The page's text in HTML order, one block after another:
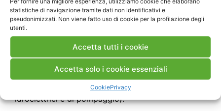
statistiche di navigazione tramite dati non identificativi e
pseudonimizzati. Non viene fatto uso di cookie per la profilazione degli
utenti.
Accetta tutti i cookie
Accetta solo i cookie essenziali
CookiePrivacy
– analisi dei benefici di un nuovo investimento di
rete;
– analisi dell’effetto della generazione intermittente
non programmabile sul sistema elettrico;
– analisi del piano di utilizzo di sistemi di grande
accumulo posti sulla rete di trasmissione (bacini
idroelettrici e di pompaggio).